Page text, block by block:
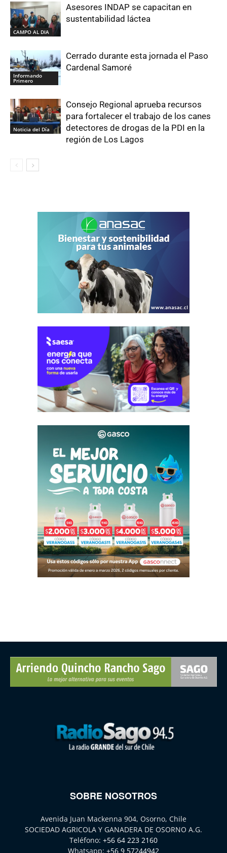
CAMPO AL DIA
Asesores INDAP se capacitan en
sustentabilidad láctea
Informando
Primero
Cerrado durante esta jornada el Paso
Cardenal Samoré
Noticia del Día
Consejo Regional aprueba recursos
para fortalecer el trabajo de los canes
detectores de drogas de la PDI en la
región de Los Lagos
SOBRE NOSOTROS
Avenida Juan Mackenna 904, Osorno, Chile
SOCIEDAD AGRICOLA Y GANADERA DE OSORNO A.G.
Teléfono: +56 64 223 2160
Whatsapp: +56 9 57244942